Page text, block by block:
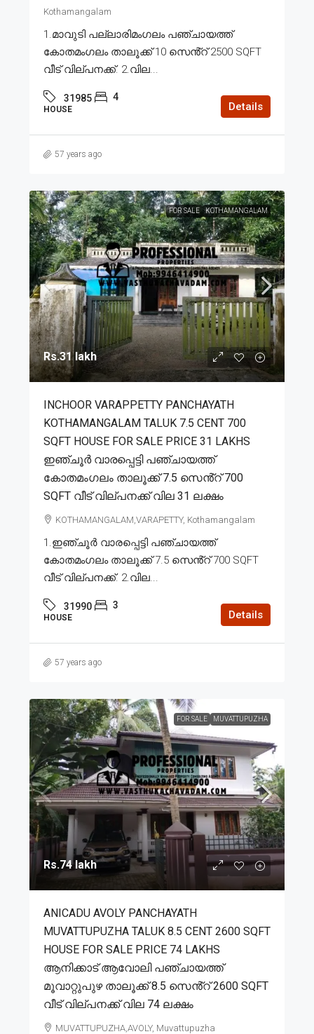
Kothamangalam
1.മാവുടി പല്ലാരിമംഗലം പഞ്ചായത്ത്
കോതമംഗലം താലൂക്ക് 10 സെൻ്റ് 2500 SQFT
വീട് വില്പനക്ക്. 2.വില...
31985 4
HOUSE Details
57 years ago
FOR SALE KOTHAMANGALAM
Rs.31 lakh
INCHOOR VARAPPETTY PANCHAYATH
KOTHAMANGALAM TALUK 7.5 CENT 700
SQFT HOUSE FOR SALE PRICE 31 LAKHS
ഇഞ്ചൂർ വാരപ്പെട്ടി പഞ്ചായത്ത്
കോതമംഗലം താലൂക്ക് 7.5 സെൻ്റ് 700
SQFT വീട് വില്പനക്ക് വില 31 ലക്ഷം
KOTHAMANGALAM,VARAPETTY, Kothamangalam
1.ഇഞ്ചൂർ വാരപ്പെട്ടി പഞ്ചായത്ത്
കോതമംഗലം താലൂക്ക് 7.5 സെൻ്റ് 700 SQFT
വീട് വില്പനക്ക്. 2.വില...
31990 3
HOUSE Details
57 years ago
FOR SALE MUVATTUPUZHA
Rs.74 lakh
ANICADU AVOLY PANCHAYATH
MUVATTUPUZHA TALUK 8.5 CENT 2600 SQFT
HOUSE FOR SALE PRICE 74 LAKHS
ആനിക്കാട് ആവോലി പഞ്ചായത്ത്
മൂവാറ്റുപുഴ താലൂക്ക് 8.5 സെൻ്റ് 2600 SQFT
വീട് വില്പനക്ക് വില 74 ലക്ഷം
MUVATTUPUZHA,AVOLY, Muvattupuzha